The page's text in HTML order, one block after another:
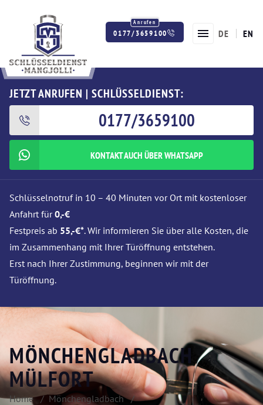
0177/3659100 DE EN
JETZT ANRUFEN | SCHLÜSSELDIENST:
0177/3659100
KONTAKT AUCH ÜBER WHATSAPP
Schlüsselnotruf in 10 – 40 Minuten vor Ort mit kostenloser
Anfahrt für0,-€
Festpreis ab 55,-€*. Wir informieren Sie über alle Kosten, die
im Zusammenhang mit Ihrer Türöffnung entstehen.
Erst nach Ihrer Zustimmung, beginnen wir mit der
Türöffnung.
MÖNCHENGLADBACH
MÜLFORT
Home
Mönchengladbach